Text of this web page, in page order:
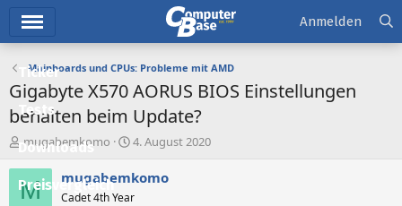
Ticker
Tests
Downloads
Preisvergleich
Anmelden
Mainboards und CPUs: Probleme mit AMD
Gigabyte X570 AORUS BIOS Einstellungen
behalten beim Update?
E
r
s
t
mugabemkomo
E
s
4. August 2020
M mugabemkomo
Cadet 4th Year